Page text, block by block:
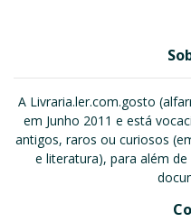
A Livraria.ler.com.gosto
em Junho 2011 e está
antigos, raros ou curiosos
e literatura), para além